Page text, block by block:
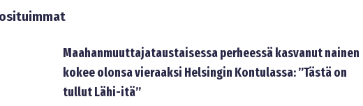
Maahanmuuttajataustaisessa perheessä kasvanut nainen
kokee olonsa vieraaksi Helsingin Kontulassa: ”Tästä on
tullut Lähi-itä”